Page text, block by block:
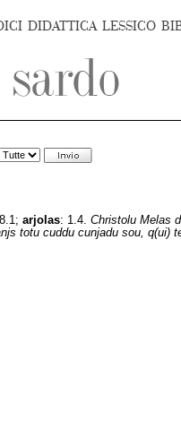
DIDATTICA LESSICO
arjolas: 1.4. Christolu Melas
totu cuddu cunjadu sou, q(ui)